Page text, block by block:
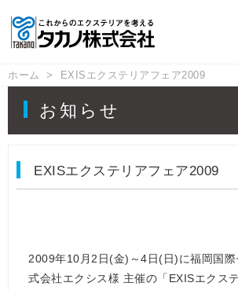
ホーム EXISエクステリアフェア2009
お知らせ
EXISエクステリアフェア2009
2009年10月2日(金)～4日(日)に福岡国
式会社エクシス様 主催の「EXISエクス